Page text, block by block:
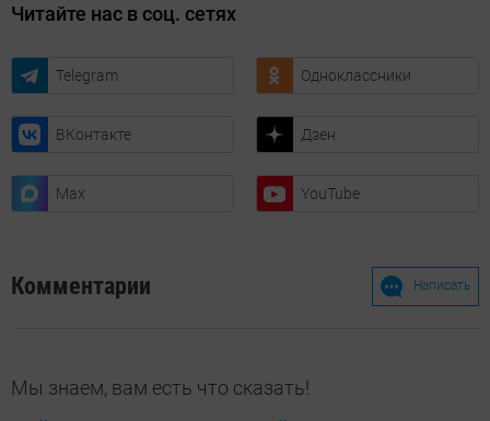
Читайте нас в соц. сетях
Telegram Одноклассники
ВКонтакте Дзен
Max YouTube
Комментарии Написать
Мы знаем, вам есть что сказать!